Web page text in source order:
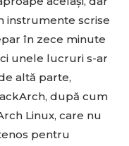
instrumente scrise
în zece minute
unele lucruri s-ar
altă parte,
după cum
Linux, care nu
pentru